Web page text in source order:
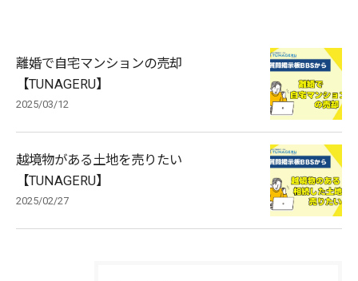
離婚で自宅マンションの売却
【TUNAGERU】
2025/03/12
越境物がある土地を売りたい
【TUNAGERU】
2025/02/27